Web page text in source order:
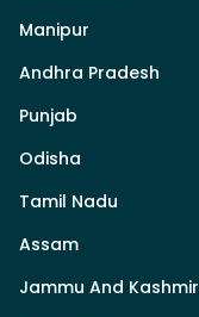
Manipur
Andhra Pradesh
Punjab
Odisha
Tamil Nadu
Assam
Jammu And Kashmir